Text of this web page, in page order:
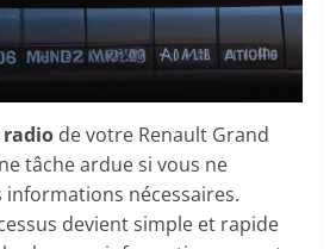
radio de votre Renault Grand
tâche ardue si vous ne
informations nécessaires.
devient simple et rapide